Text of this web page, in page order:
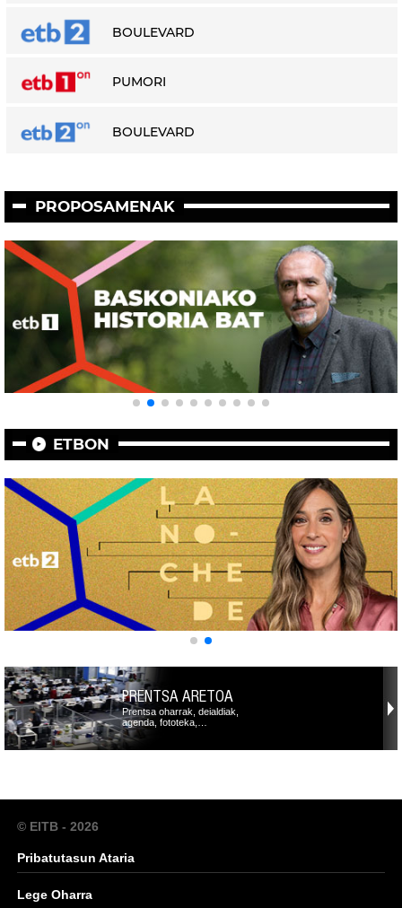
BOULEVARD
PUMORI
BOULEVARD
PROPOSAMENAK
ETBON
PRENTSA ARETOA
Prentsa oharrak, deialdiak,
agenda, fototeka,…
© EITB - 2026
Pribatutasun Ataria
Lege Oharra